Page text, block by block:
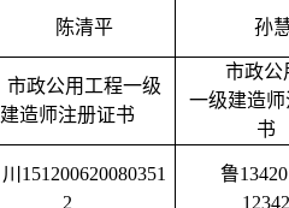
陈清平 孙
市政公用工程一级
建造师注册证书
市政公
一级建造
书
川 151200620080351
2
鲁
12342